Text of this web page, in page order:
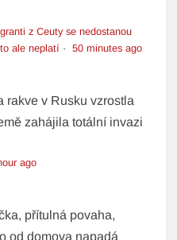
z Ceuty se nedostanou
ale neplatí ·50 minutes ago
rakve v Rusku vzrostla
zahájila totální invazi
ago
přítulná povaha,
od domova napadá